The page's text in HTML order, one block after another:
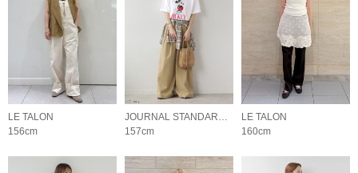
LE TALON
156cm
JOURNAL STANDARD relume LADYS
157cm
LE TALON
160cm